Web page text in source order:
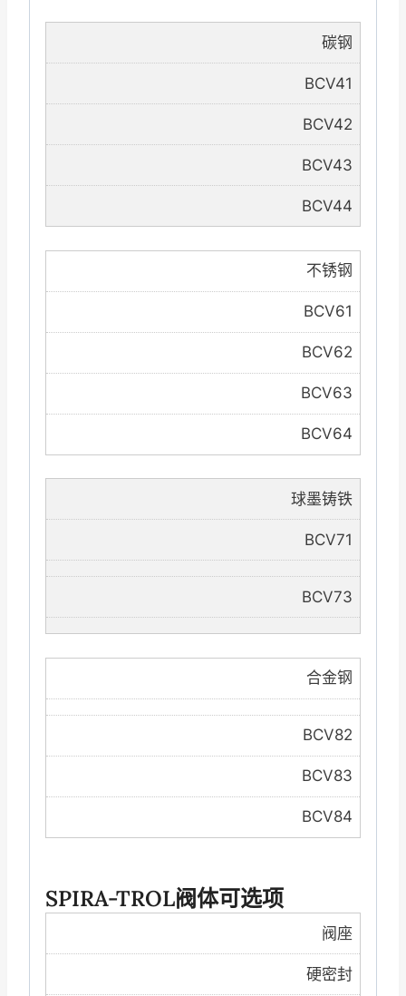
碳钢
BCV41
BCV42
BCV43
BCV44
不锈钢
BCV61
BCV62
BCV63
BCV64
球墨铸铁
BCV71
BCV73
合金钢
BCV82
BCV83
BCV84
SPIRA-TROL阀体可选项
阀座
硬密封